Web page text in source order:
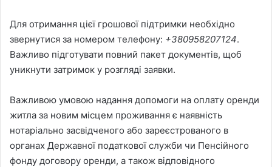
Для отримання цієї грошової підтримки необхідно
звернутися за номером телефону: +380958207124.
Важливо підготувати повний пакет документів, щоб
уникнути затримок у розгляді заявки.
Важливою умовою надання допомоги на оплату оренди
житла за новим місцем проживання є наявність
нотаріально засвідченого або зареєстрованого в
органах Державної податкової служби чи Пенсійного
фонду договору оренди, а також відповідного